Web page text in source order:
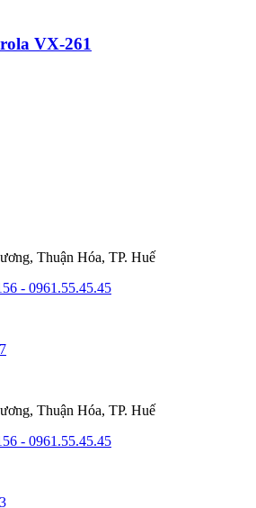
VX-261
Thuận Hóa, TP. Huế
- 0961.55.45.45
Thuận Hóa, TP. Huế
- 0961.55.45.45